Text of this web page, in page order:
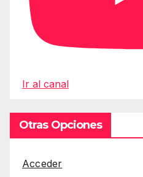
Ir al canal
Otras Opciones
Acceder